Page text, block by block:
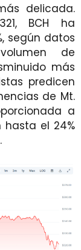
delicada.
BCH ha
según datos
de
más
predicen
de Mt.
a
hasta el 24%